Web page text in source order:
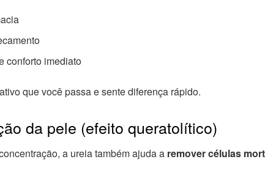
conforto imediato
que você passa e sente diferença rápido.
da pele (efeito queratolítico)
a ureia também ajuda a remover células